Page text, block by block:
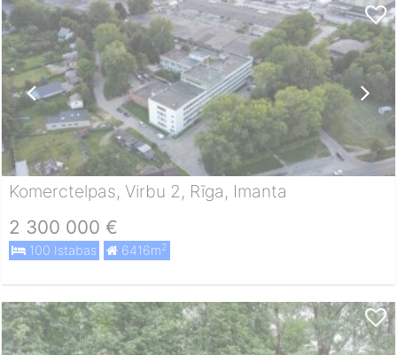
Komerctelpas, Virbu 2, Rīga, Imanta
2 300 000 €
100 Istabas 6416m2